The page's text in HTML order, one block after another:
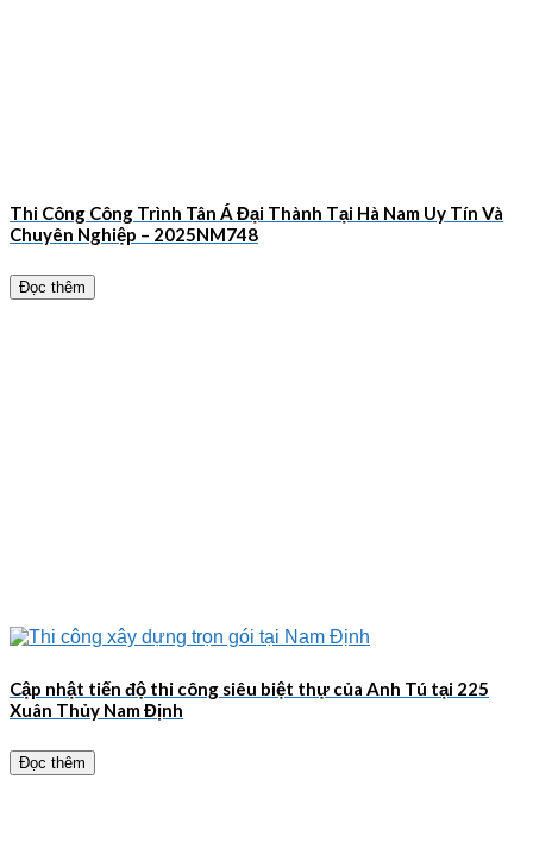
Thi Công Công Trình Tân Á Đại Thành Tại Hà Nam Uy Tín Và
Chuyên Nghiệp – 2025NM748
Đọc thêm
Cập nhật tiến độ thi công siêu biệt thự của Anh Tú tại 225
Xuân Thủy Nam Định
Đọc thêm